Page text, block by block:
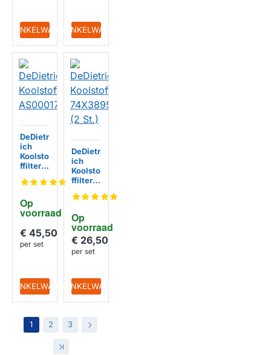
IN WINKELWAGENIN WINKELWAGEN
Op
voorraad
DeDietr
ich
Koolsto
ffilter
1707
€ 45,50
per set
IN WINKELWAGEN
Op
voorraad
DeDietr
ich
Koolsto
ffilter
95 (2
€ 26,50
per set
IN WINKELWAGEN
1 2 3 >
>|